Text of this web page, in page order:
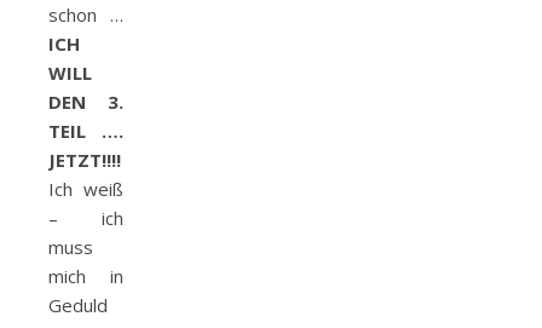
schon …
ICH
WILL
DEN 3.
TEIL ….
JETZT!!!!
Ich weiß
– ich
muss
mich in
Geduld